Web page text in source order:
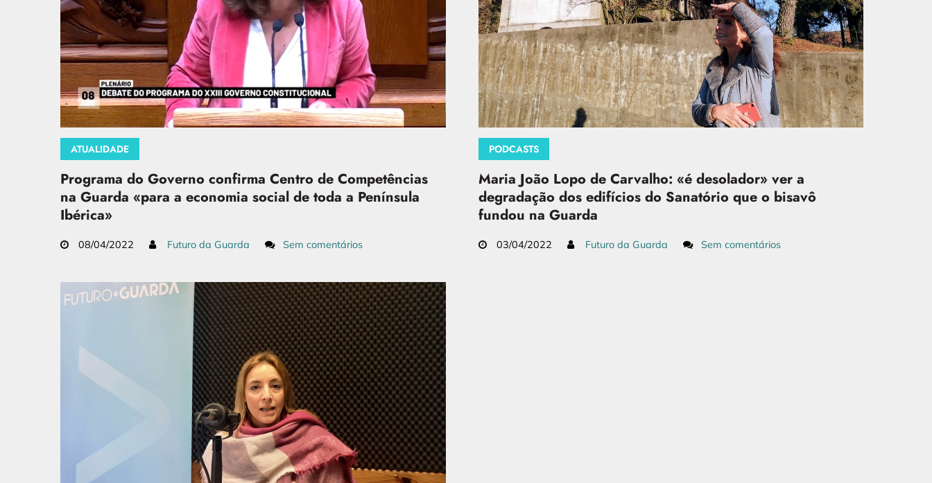
ATUALIDADE
Programa do Governo confirma Centro de Competências
na Guarda «para a economia social de toda a Península
Ibérica»
08/04/2022 Futuro da Guarda Sem comentários
PODCASTS
Maria João Lopo de Carvalho: «é desolador» ver a
degradação dos edifícios do Sanatório que o bisavô
fundou na Guarda
03/04/2022 Futuro da Guarda Sem comentários